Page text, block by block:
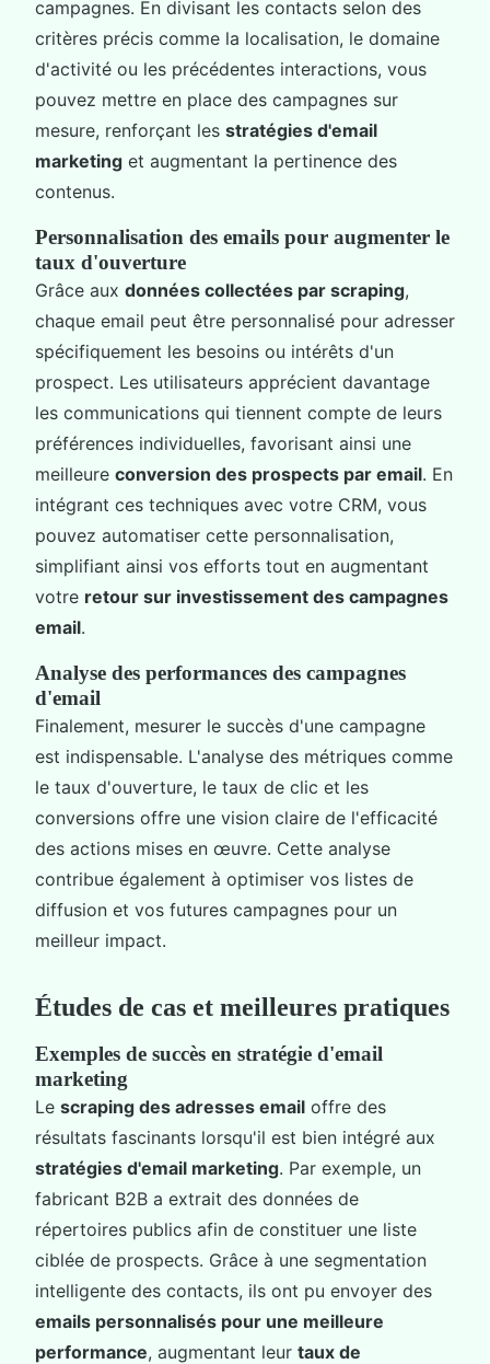
campagnes. En divisant les contacts selon des
critères précis comme la localisation, le domaine
d'activité ou les précédentes interactions, vous
pouvez mettre en place des campagnes sur
mesure, renforçant les stratégies d'email
marketing et augmentant la pertinence des
contenus.
Personnalisation des emails pour augmenter le
taux d'ouverture
Grâce aux données collectées par scraping,
chaque email peut être personnalisé pour adresser
spécifiquement les besoins ou intérêts d'un
prospect. Les utilisateurs apprécient davantage
les communications qui tiennent compte de leurs
préférences individuelles, favorisant ainsi une
meilleure conversion des prospects par email. En
intégrant ces techniques avec votre CRM, vous
pouvez automatiser cette personnalisation,
simplifiant ainsi vos efforts tout en augmentant
votre retour sur investissement des campagnes
email.
Analyse des performances des campagnes
d'email
Finalement, mesurer le succès d'une campagne
est indispensable. L'analyse des métriques comme
le taux d'ouverture, le taux de clic et les
conversions offre une vision claire de l'efficacité
des actions mises en œuvre. Cette analyse
contribue également à optimiser vos listes de
diffusion et vos futures campagnes pour un
meilleur impact.
Études de cas et meilleures pratiques
Exemples de succès en stratégie d'email
marketing
Le scraping des adresses email offre des
résultats fascinants lorsqu'il est bien intégré aux
stratégies d'email marketing. Par exemple, un
fabricant B2B a extrait des données de
répertoires publics afin de constituer une liste
ciblée de prospects. Grâce à une segmentation
intelligente des contacts, ils ont pu envoyer des
emails personnalisés pour une meilleure
performance, augmentant leur taux de